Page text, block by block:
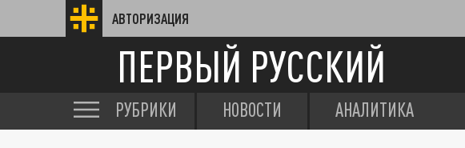
АВТОРИЗАЦИЯ
ПЕРВЫЙ РУССКИЙ
РУБРИКИ НОВОСТИ АНАЛИТИКА